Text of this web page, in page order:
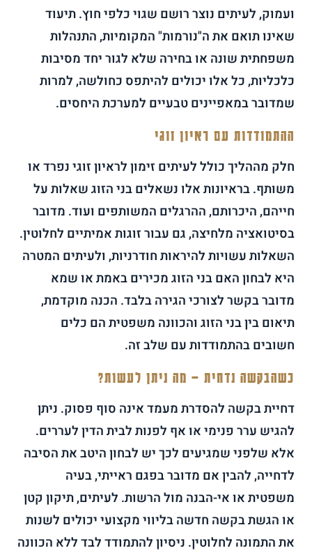
ועמוק, לעיתים נוצר רושם שגוי כלפי חוץ. תיעוד
שאינו תואם את ה"נורמות" המקומיות, התנהלות
משפחתית שונה או בחירה שלא לגור יחד מסיבות
כלכליות, כל אלו יכולים להיתפס כחולשה, למרות
שמדובר במאפיינים טבעיים למערכת היחסים.
ההתמודדות עם ראיון זוגי
חלק מההליך כולל לעיתים זימון לראיון זוגי נפרד או
משותף. בראיונות אלו נשאלים בני הזוג שאלות על
חייהם, היכרותם, ההרגלים המשותפים ועוד. מדובר
בסיטואציה מלחיצה, גם עבור זוגות אמיתיים לחלוטין.
השאלות עשויות להיראות חודרניות, ולעיתים המטרה
היא לבחון האם בני הזוג מכירים באמת או שמא
מדובר בקשר לצורכי הגירה בלבד. הכנה מוקדמת,
תיאום בין בני הזוג והכוונה משפטית הם כלים
חשובים בהתמודדות עם שלב זה.
כשהבקשה נדחית – מה ניתן לעשות?
דחיית בקשה להסדרת מעמד אינה סוף פסוק. ניתן
להגיש ערר פנימי או אף לפנות לבית הדין לעררים.
אלא שלפני שמגיעים לכך יש לבחון היטב את הסיבה
לדחייה, להבין אם מדובר בפגם ראייתי, בעיה
משפטית או אי-הבנה מול הרשות. לעיתים, תיקון קטן
או הגשת בקשה חדשה בליווי מקצועי יכולים לשנות
את התמונה לחלוטין. ניסיון להתמודד לבד ללא הכוונה